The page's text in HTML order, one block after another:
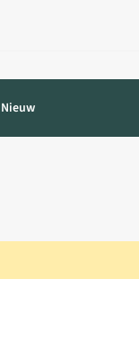
Nieuw